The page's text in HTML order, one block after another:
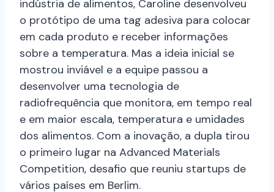
indústria de alimentos, Caroline desenvolveu
o protótipo de uma tag adesiva para colocar
em cada produto e receber informações
sobre a temperatura. Mas a ideia inicial se
mostrou inviável e a equipe passou a
desenvolver uma tecnologia de
radiofrequência que monitora, em tempo real
e em maior escala, temperatura e umidades
dos alimentos. Com a inovação, a dupla tirou
o primeiro lugar na Advanced Materials
Competition, desafio que reuniu startups de
vários países em Berlim.